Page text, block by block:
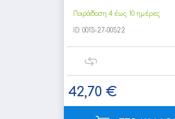
Παράδοση 4 έως 10 ημέρες
ID: 0015-27-00522
42,70 €